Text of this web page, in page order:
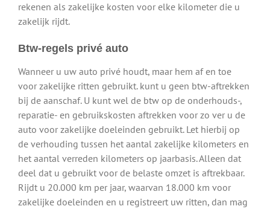
rekenen als zakelijke kosten voor elke kilometer die u
zakelijk rijdt.
Btw-regels privé auto
Wanneer u uw auto privé houdt, maar hem af en toe
voor zakelijke ritten gebruikt. kunt u geen btw-aftrekken
bij de aanschaf. U kunt wel de btw op de onderhouds-,
reparatie- en gebruikskosten aftrekken voor zo ver u de
auto voor zakelijke doeleinden gebruikt. Let hierbij op
de verhouding tussen het aantal zakelijke kilometers en
het aantal verreden kilometers op jaarbasis. Alleen dat
deel dat u gebruikt voor de belaste omzet is aftrekbaar.
Rijdt u 20.000 km per jaar, waarvan 18.000 km voor
zakelijke doeleinden en u registreert uw ritten, dan mag